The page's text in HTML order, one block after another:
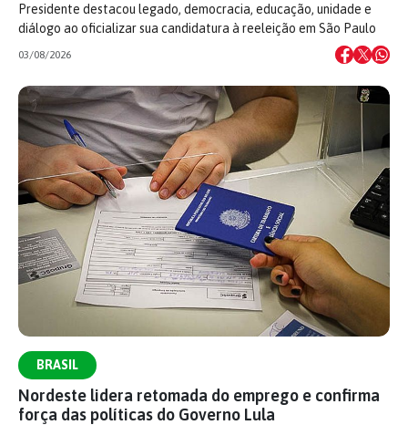
Presidente destacou legado, democracia, educação, unidade e
diálogo ao oficializar sua candidatura à reeleição em São Paulo
03/08/2026
BRASIL
Nordeste lidera retomada do emprego e confirma
força das políticas do Governo Lula